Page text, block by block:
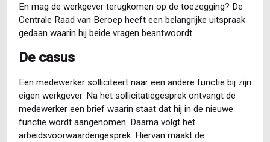
En mag de werkgever terugkomen op de toezegging? De
Centrale Raad van Beroep heeft een belangrijke uitspraak
gedaan waarin hij beide vragen beantwoordt.
De casus
Een medewerker solliciteert naar een andere functie bij zijn
eigen werkgever. Na het sollicitatiegesprek ontvangt de
medewerker een brief waarin staat dat hij in de nieuwe
functie wordt aangenomen. Daarna volgt het
arbeidsvoorwaardengesprek. Hiervan maakt de